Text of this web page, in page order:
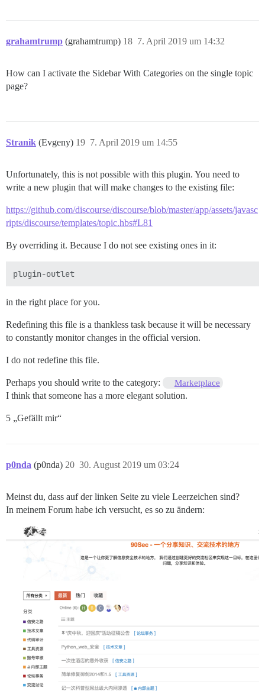
grahamtrump (grahamtrump) 7. April 2019 um 14:32
18
How can I activate the Sidebar With Categories on the single topic
page?
Stranik (Evgeny) 7. April 2019 um 14:55
19
Unfortunately, this is not possible with this plugin. You need to
write a new plugin that will make changes to the existing file:
https://github.com/discourse/discourse/blob/master/app/assets/javasc
ripts/discourse/templates/topic.hbs#L81
By overriding it. Because I do not see existing ones in it:
in the right place for you.
Redefining this file is a thankless task because it will be necessary
to constantly monitor changes in the official version.
I do not redefine this file.
Perhaps you should write to the category: Marketplace
I think that someone has a more elegant solution.
5 „Gefällt mir“
p0nda (p0nda) 30. August 2019 um 03:24
20
Meinst du, dass auf der linken Seite zu viele Leerzeichen sind?
In meinem Forum habe ich versucht, es so zu ändern: